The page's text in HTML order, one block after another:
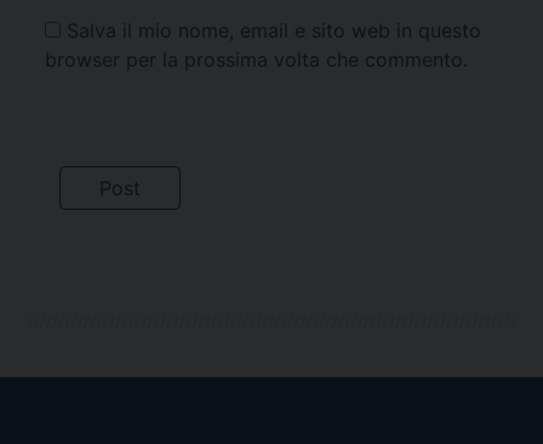
Salva il mio nome, email e sito web in questo
browser per la prossima volta che commento.